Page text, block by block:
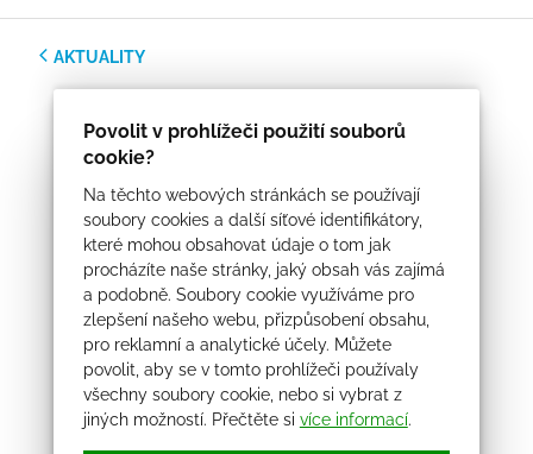
Povolit v prohlížeči použití souborů
cookie?
Na těchto webových stránkách se používají
soubory cookies a další síťové identifikátory,
které mohou obsahovat údaje o tom jak
procházíte naše stránky, jaký obsah vás zajímá
a podobně. Soubory cookie využíváme pro
zlepšení našeho webu, přizpůsobení obsahu,
pro reklamní a analytické účely. Můžete
povolit, aby se v tomto prohlížeči používaly
všechny soubory cookie, nebo si vybrat z
jiných možností. Přečtěte si více informací.
AKTUALITY